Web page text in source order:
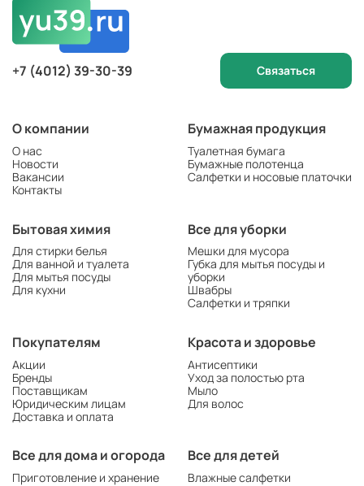
+7 (4012) 39-30-39 Связаться
О компании
О нас
Новости
Вакансии
Контакты
Бумажная продукция
Туалетная бумага
Бумажные полотенца
Салфетки и носовые платочки
Бытовая химия
Для стирки белья
Для ванной и туалета
Для мытья посуды
Для кухни
Все для уборки
Мешки для мусора
Губка для мытья посуды и
уборки
Швабры
Салфетки и тряпки
Покупателям
Акции
Бренды
Поставщикам
Юридическим лицам
Доставка и оплата
Красота и здоровье
Антисептики
Уход за полостью рта
Мыло
Для волос
Все для дома и огорода
Приготовление и хранение
Все для детей
Влажные салфетки